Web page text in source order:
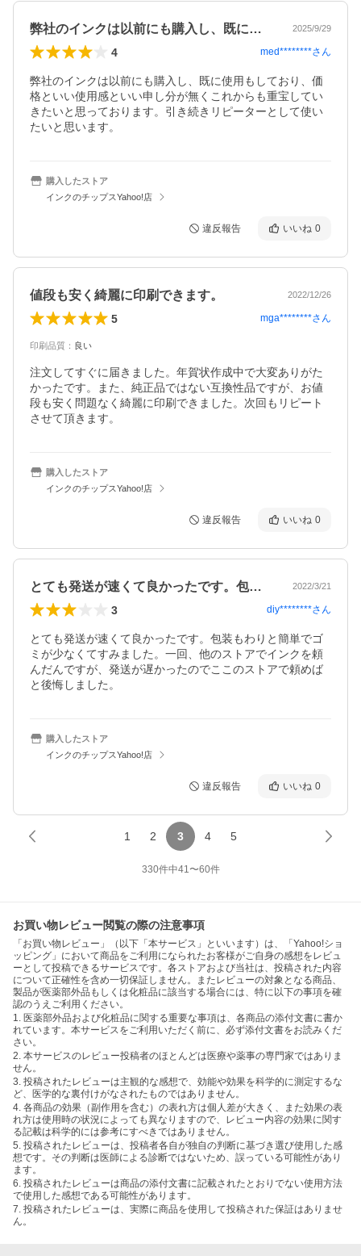
弊社のインクは以前にも購入し、既に使用… 2025/9/29
4 med********さん
弊社のインクは以前にも購入し、既に使用もしており、価
格といい使用感といい申し分が無くこれからも重宝してい
きたいと思っております。引き続きリピーターとして使い
たいと思います。
購入したストア
インクのチップスYahoo!店
違反報告 いいね 0
値段も安く綺麗に印刷できます。 2022/12/26
5 mga********さん
印刷品質 ： 良い
注文してすぐに届きました。年賀状作成中で大変ありがた
かったです。また、純正品ではない互換性品ですが、お値
段も安く問題なく綺麗に印刷できました。次回もリピート
させて頂きます。
購入したストア
インクのチップスYahoo!店
違反報告 いいね 0
とても発送が速くて良かったです。包装も… 2022/3/21
3 diy********さん
とても発送が速くて良かったです。包装もわりと簡単でゴ
ミが少なくてすみました。一回、他のストアでインクを頼
んだんですが、発送が遅かったのでここのストアで頼めば
と後悔しました。
購入したストア
インクのチップスYahoo!店
違反報告 いいね 0
1 2 3 4 5
330件中41〜60件
お買い物レビュー閲覧の際の注意事項
「お買い物レビュー」（以下「本サービス」といいます）は、「Yahoo!ショ
ッピング」において商品をご利用になられたお客様がご自身の感想をレビュ
ーとして投稿できるサービスです。各ストアおよび当社は、投稿された内容
について正確性を含め一切保証しません。またレビューの対象となる商品、
製品が医薬部外品もしくは化粧品に該当する場合には、特に以下の事項を確
認のうえご利用ください。
1. 医薬部外品および化粧品に関する重要な事項は、各商品の添付文書に書か
れています。本サービスをご利用いただく前に、必ず添付文書をお読みくだ
さい。
2. 本サービスのレビュー投稿者のほとんどは医療や薬事の専門家ではありま
せん。
3. 投稿されたレビューは主観的な感想で、効能や効果を科学的に測定するな
ど、医学的な裏付けがなされたものではありません。
4. 各商品の効果（副作用を含む）の表れ方は個人差が大きく、また効果の表
れ方は使用時の状況によっても異なりますので、レビュー内容の効果に関す
る記載は科学的には参考にすべきではありません。
5. 投稿されたレビューは、投稿者各自が独自の判断に基づき選び使用した感
想です。その判断は医師による診断ではないため、誤っている可能性があり
ます。
6. 投稿されたレビューは商品の添付文書に記載されたとおりでない使用方法
で使用した感想である可能性があります。
7. 投稿されたレビューは、実際に商品を使用して投稿された保証はありませ
ん。